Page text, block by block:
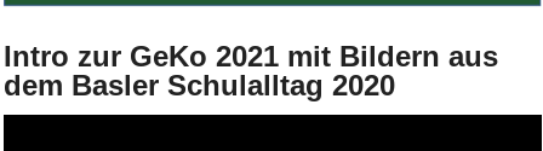
Intro zur GeKo 2021 mit Bildern aus
dem Basler Schulalltag 2020